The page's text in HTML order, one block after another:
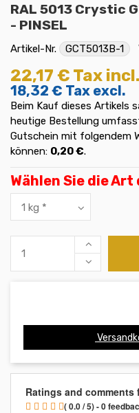
RAL 5013 Crystic
- PINSEL
Artikel-Nr. GCT5013B-1
22,17 € Tax incl.
18,32 € Tax excl.
Beim Kauf dieses Artikels
heutige Bestellung
Gutschein mit folgendem
können: 0,20 €.
Wählen Sie die
Ratings and comments
( 0.0 / 5) - 0